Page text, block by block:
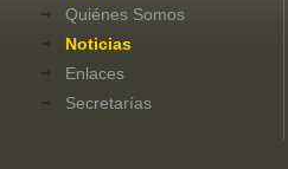
Quiénes Somos
Noticias
Enlaces
Secretarías